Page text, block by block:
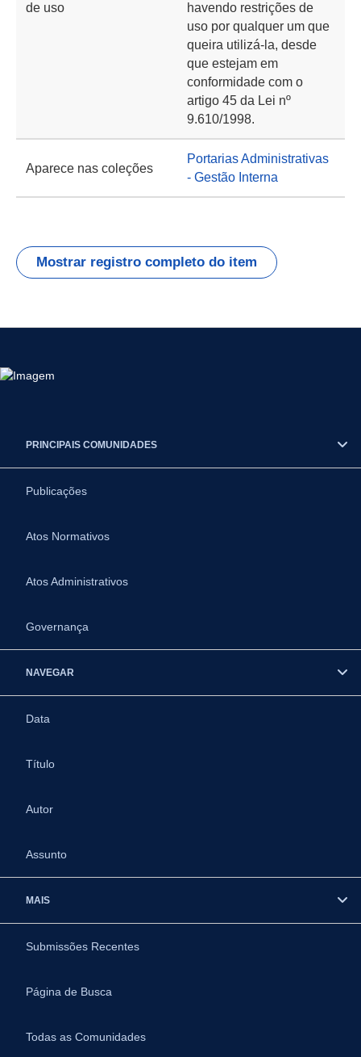
de uso
havendo restrições de
uso por qualquer um que
queira utilizá-la, desde
que estejam em
conformidade com o
artigo 45 da Lei nº
9.610/1998.
Aparece nas coleções
Portarias Administrativas
- Gestão Interna
Mostrar registro completo do item
PRINCIPAIS COMUNIDADES
Publicações
Atos Normativos
Atos Administrativos
Governança
NAVEGAR
Data
Título
Autor
Assunto
MAIS
Submissões Recentes
Página de Busca
Todas as Comunidades